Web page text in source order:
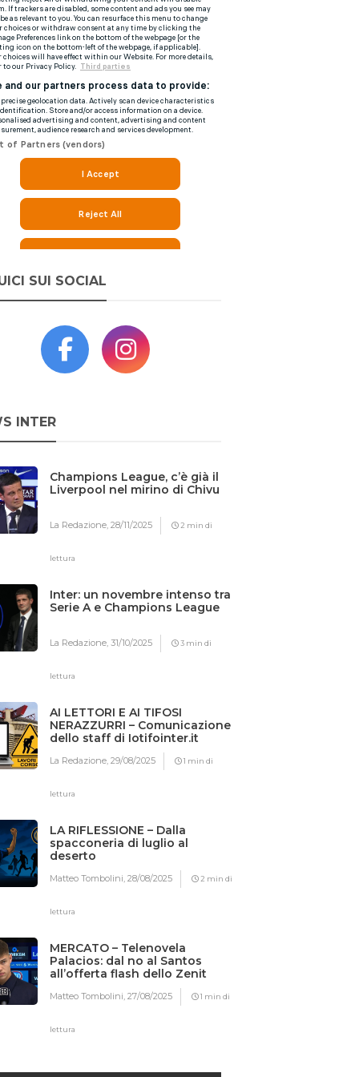
SUI SOCIAL
INTER
Champions League, c’è già il
Liverpool nel mirino di Chivu
La Redazione,28/11/2025 2 min di
lettura
Inter: un novembre intenso tra
Serie A e Champions League
La Redazione,31/10/2025 3 min di
lettura
AI LETTORI E AI TIFOSI
NERAZZURRI – Comunicazione
dello staff di Iotifointer.it
La Redazione,29/08/2025 1 min di
lettura
LA RIFLESSIONE – Dalla
spacconeria di luglio al
deserto
Matteo Tombolini,28/08/2025 2 min di
lettura
MERCATO – Telenovela
Palacios: dal no al Santos
all’offerta flash dello Zenit
Matteo Tombolini,27/08/2025 1 min di
lettura